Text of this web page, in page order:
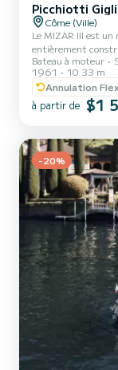
Picchiotti
Côme (Ville)
Le MIZAR III est
entièrement
Viareggio, lancé
avec une grande
confortable avec
avec une table
propriétaire pour 2
Bateau à moteur
1961
10.33 m
Annulation
à partir de $1
-20%